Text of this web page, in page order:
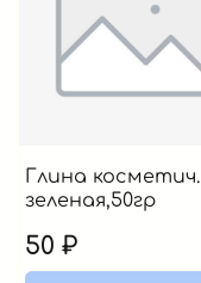
Глина косметич.
зеленая,50гр
50 ₽